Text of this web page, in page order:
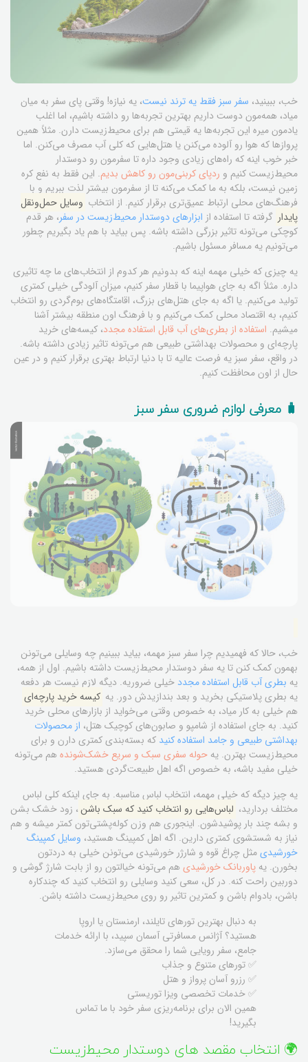
خب، ببینید، سفر سبز فقط یه ترند نیست، یه نیازه! وقتی پای سفر به میان
میاد، همه‌مون دوست داریم بهترین تجربه‌ها رو داشته باشیم، اما اغلب
یادمون میره این تجربه‌ها یه قیمتی هم برای محیط‌زیست دارن. مثلاً همین
پروازها که هوا رو آلوده می‌کنن یا هتل‌هایی که کلی آب مصرف می‌کنن. اما
خبر خوب اینه که راه‌های زیادی وجود داره تا سفرمون رو دوستدار
محیط‌زیست کنیم و ردپای کربنی‌مون رو کاهش بدیم. این فقط به نفع کره
زمین نیست، بلکه به ما کمک می‌کنه تا از سفرمون بیشتر لذت ببریم و با
فرهنگ‌های محلی ارتباط عمیق‌تری برقرار کنیم. از انتخاب وسایل حمل‌ونقل
پایدار گرفته تا استفاده از ابزارهای دوستدار محیط‌زیست در سفر، هر قدم
کوچکی می‌تونه تاثیر بزرگی داشته باشه. پس بیاید با هم یاد بگیریم چطور
می‌تونیم یه مسافر مسئول باشیم.
یه چیزی که خیلی مهمه اینه که بدونیم هر کدوم از انتخاب‌های ما چه تاثیری
داره. مثلاً اگه به جای هواپیما با قطار سفر کنیم، میزان آلودگی خیلی کمتری
تولید می‌کنیم. یا اگه به جای هتل‌های بزرگ، اقامتگاه‌های بوم‌گردی رو انتخاب
کنیم، به اقتصاد محلی کمک می‌کنیم و با فرهنگ اون منطقه بیشتر آشنا
میشیم. استفاده از بطری‌های آب قابل استفاده مجدد، کیسه‌های خرید
پارچه‌ای و محصولات بهداشتی طبیعی هم می‌تونه تاثیر زیادی داشته باشه.
در واقع، سفر سبز یه فرصت عالیه تا با دنیا ارتباط بهتری برقرار کنیم و در عین
حال از اون محافظت کنیم.
🧳 معرفی لوازم ضروری سفر سبز
خب، حالا که فهمیدیم چرا سفر سبز مهمه، بیاید ببینیم چه وسایلی می‌تونن
بهمون کمک کنن تا یه سفر دوستدار محیط‌زیست داشته باشیم. اول از همه،
یه بطری آب قابل استفاده مجدد خیلی ضروریه. دیگه لازم نیست هر دفعه
یه بطری پلاستیکی بخرید و بعد بندازیدش دور. یه کیسه خرید پارچه‌ای
هم خیلی به کار میاد، به خصوص وقتی می‌خواید از بازارهای محلی خرید
کنید. به جای استفاده از شامپو و صابون‌های کوچیک هتل، از محصولات
بهداشتی طبیعی و جامد استفاده کنید که بسته‌بندی کمتری دارن و برای
محیط‌زیست بهترن. یه حوله سفری سبک و سریع خشک‌شونده هم می‌تونه
خیلی مفید باشه، به خصوص اگه اهل طبیعت‌گردی هستید.
یه چیز دیگه که خیلی مهمه، انتخاب لباس مناسبه. به جای اینکه کلی لباس
مختلف بردارید، لباس‌هایی رو انتخاب کنید که سبک باشن، زود خشک بشن
و بشه چند بار پوشیدشون. اینجوری هم وزن کوله‌پشتی‌تون کمتر میشه و هم
نیاز به شستشوی کمتری دارین. اگه اهل کمپینگ هستید، وسایل کمپینگ
خورشیدیمثل چراغ قوه و شارژر خورشیدی می‌تونن خیلی به دردتون
بخورن. یه پاوربانک خورشیدی هم می‌تونه خیالتون رو از بابت شارژ گوشی و
دوربین راحت کنه. در کل، سعی کنید وسایلی رو انتخاب کنید که چندکاره
باشن، بادوام باشن و کمترین تاثیر رو روی محیط‌زیست داشته باشن.
به دنبال بهترین تورهای تایلند، ارمنستان یا اروپا
هستید؟ آژانس مسافرتی آسمان سپید، با ارائه خدمات
جامع، سفر رویایی شما را محقق می‌سازد.
✅ تورهای متنوع و جذاب
✅ رزرو آسان پرواز و هتل
✅ خدمات تخصصی ویزا توریستی
همین الان برای برنامه‌ریزی سفر خود با ما تماس
بگیرید!
🌍 انتخاب مقصد های دوستدار محیط‌زیست